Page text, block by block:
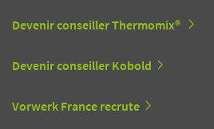
Devenir conseiller Thermomix®
Devenir conseiller Kobold
Vorwerk France recrute